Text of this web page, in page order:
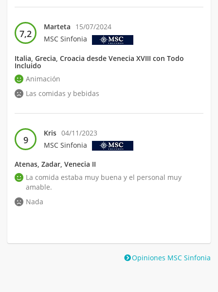
7,2
Marteta
15/07/2024
MSC Sinfonia
Italia, Grecia, Croacia desde Venecia XVIII con Todo
Incluido
Animación
Las comidas y bebidas
9
Kris 04/11/2023
MSC Sinfonia
Atenas, Zadar, Venecia II
La comida estaba muy buena y el personal muy
amable.
Nada
Opiniones MSC Sinfonia